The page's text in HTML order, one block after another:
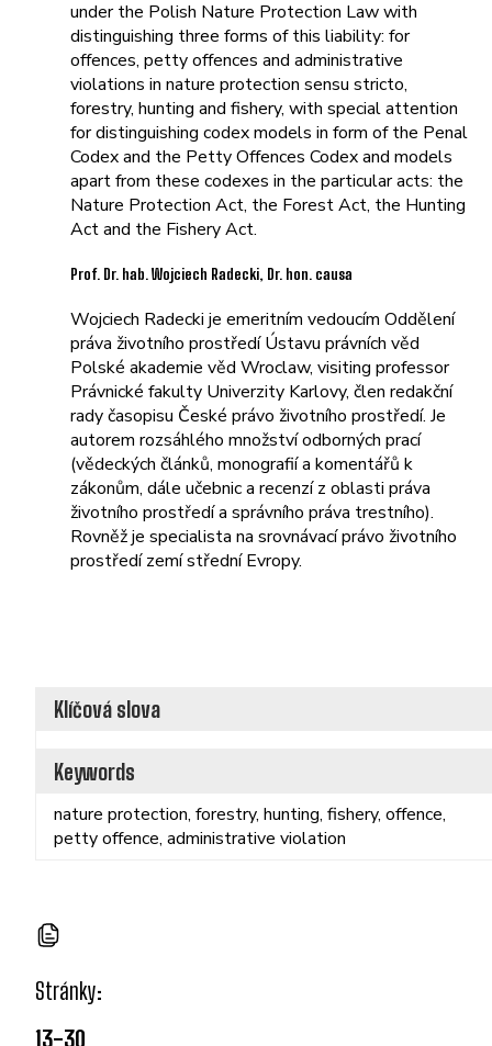
under the Polish Nature Protection Law with
distinguishing three forms of this liability: for
offences, petty offences and administrative
violations in nature protection sensu stricto,
forestry, hunting and fishery, with special attention
for distinguishing codex models in form of the Penal
Codex and the Petty Offences Codex and models
apart from these codexes in the particular acts: the
Nature Protection Act, the Forest Act, the Hunting
Act and the Fishery Act.
Prof. Dr. hab. Wojciech Radecki, Dr. hon. causa
Wojciech Radecki je emeritním vedoucím Oddělení
práva životního prostředí Ústavu právních věd
Polské akademie věd Wroclaw, visiting professor
Právnické fakulty Univerzity Karlovy, člen redakční
rady časopisu České právo životního prostředí. Je
autorem rozsáhlého množství odborných prací
(vědeckých článků, monografií a komentářů k
zákonům, dále učebnic a recenzí z oblasti práva
životního prostředí a správního práva trestního).
Rovněž je specialista na srovnávací právo životního
prostředí zemí střední Evropy.
Klíčová slova
Keywords
nature protection, forestry, hunting, fishery, offence,
petty offence, administrative violation
Stránky:
13-30